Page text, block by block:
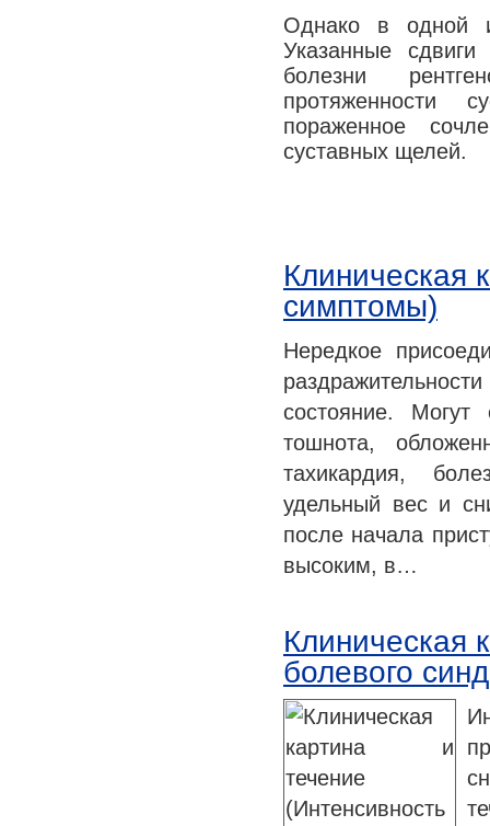
Однако в одной
Указанные сдвиги
болезни
протяженности
пораженное
суставных щелей.
Клиническая
симптомы)
Нередкое
состояние.
тошнота,
тахикардия,
удельный вес и
после начала
высоким, в…
Клиническая
болевого